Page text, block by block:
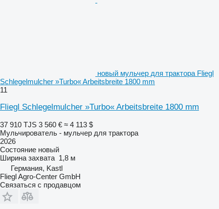
новый мульчер для трактора Fliegl
Schlegelmulcher »Turbo« Arbeitsbreite 1800 mm
11
Fliegl Schlegelmulcher »Turbo« Arbeitsbreite 1800 mm
37 910 TJS 3 560 € ≈ 4 113 $
Мульчирователь - мульчер для трактора
2026
Состояние новый
Ширина захвата 1,8 м
Германия, Kastl
Fliegl Agro-Center GmbH
Связаться с продавцом